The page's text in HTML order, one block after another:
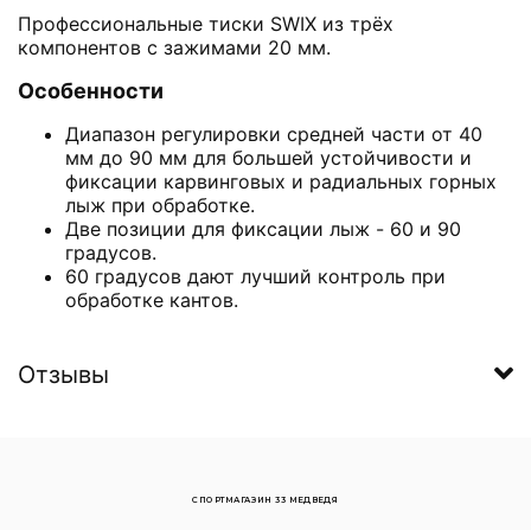
Профессиональные тиски SWIX из трёх
компонентов с зажимами 20 мм.
Особенности
Диапазон регулировки средней части от 40
мм до 90 мм для большей устойчивости и
фиксации карвинговых и радиальных горных
лыж при обработке.
Две позиции для фиксации лыж - 60 и 90
градусов.
60 градусов дают лучший контроль при
обработке кантов.
Отзывы
СПОРТМАГАЗИН 33 МЕДВЕДЯ